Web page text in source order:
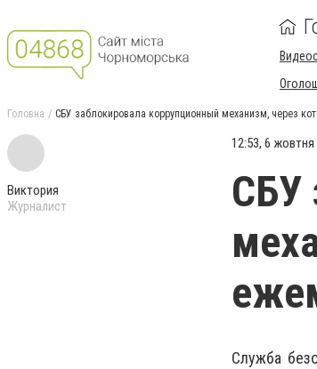
Головна СБУ заблокировала коррупционный механизм, через
Виктория
Журналист
12:53, 6 жовтня
СБУ
Служба